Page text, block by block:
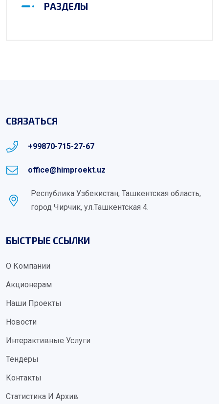
РАЗДЕЛЫ
СВЯЗАТЬСЯ
+99870-715-27-67
office@himproekt.uz
Республика Узбекистан, Ташкентская область,
город Чирчик, ул.Ташкентская 4.
БЫСТРЫЕ ССЫЛКИ
О Компании
Акционерам
Наши Проекты
Новости
Интерактивные Услуги
Тендеры
Контакты
Статистика И Архив